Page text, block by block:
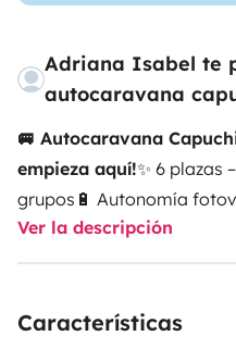
Adriana Isabel te
autocaravana
🚐 Autocaravana
empieza aquí!✨ 6 plazas
grupos 🔋 Autonomía
solar en cualquier lugar
equipada – comodidad
retroceso – maniobras
Ver la descripción
Características